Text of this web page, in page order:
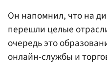
Он напомнил, что на
перешли целые
очередь это
онлайн-службы и